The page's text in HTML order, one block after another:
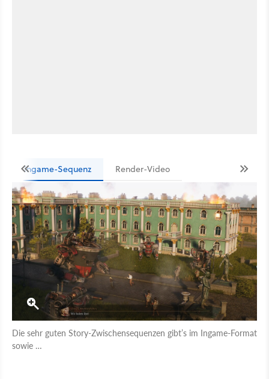
Ingame-Sequenz Render-Video
Die sehr guten Story-Zwischensequenzen gibt’s im Ingame-Format
sowie …